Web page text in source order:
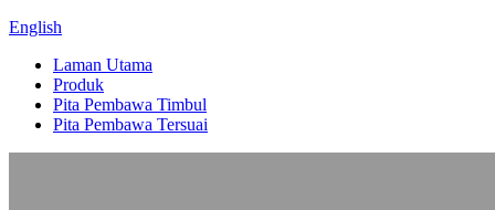
English
Laman Utama
Produk
Pita Pembawa Timbul
Pita Pembawa Tersuai